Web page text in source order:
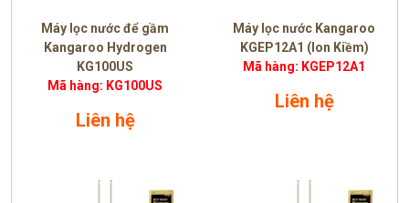
Máy lọc nước để gầm
Kangaroo Hydrogen
KG100US
Mã hàng: KG100US
Liên hệ
Máy lọc nước Kangaroo
KGEP12A1 (Ion Kiềm)
Mã hàng: KGEP12A1
Liên hệ